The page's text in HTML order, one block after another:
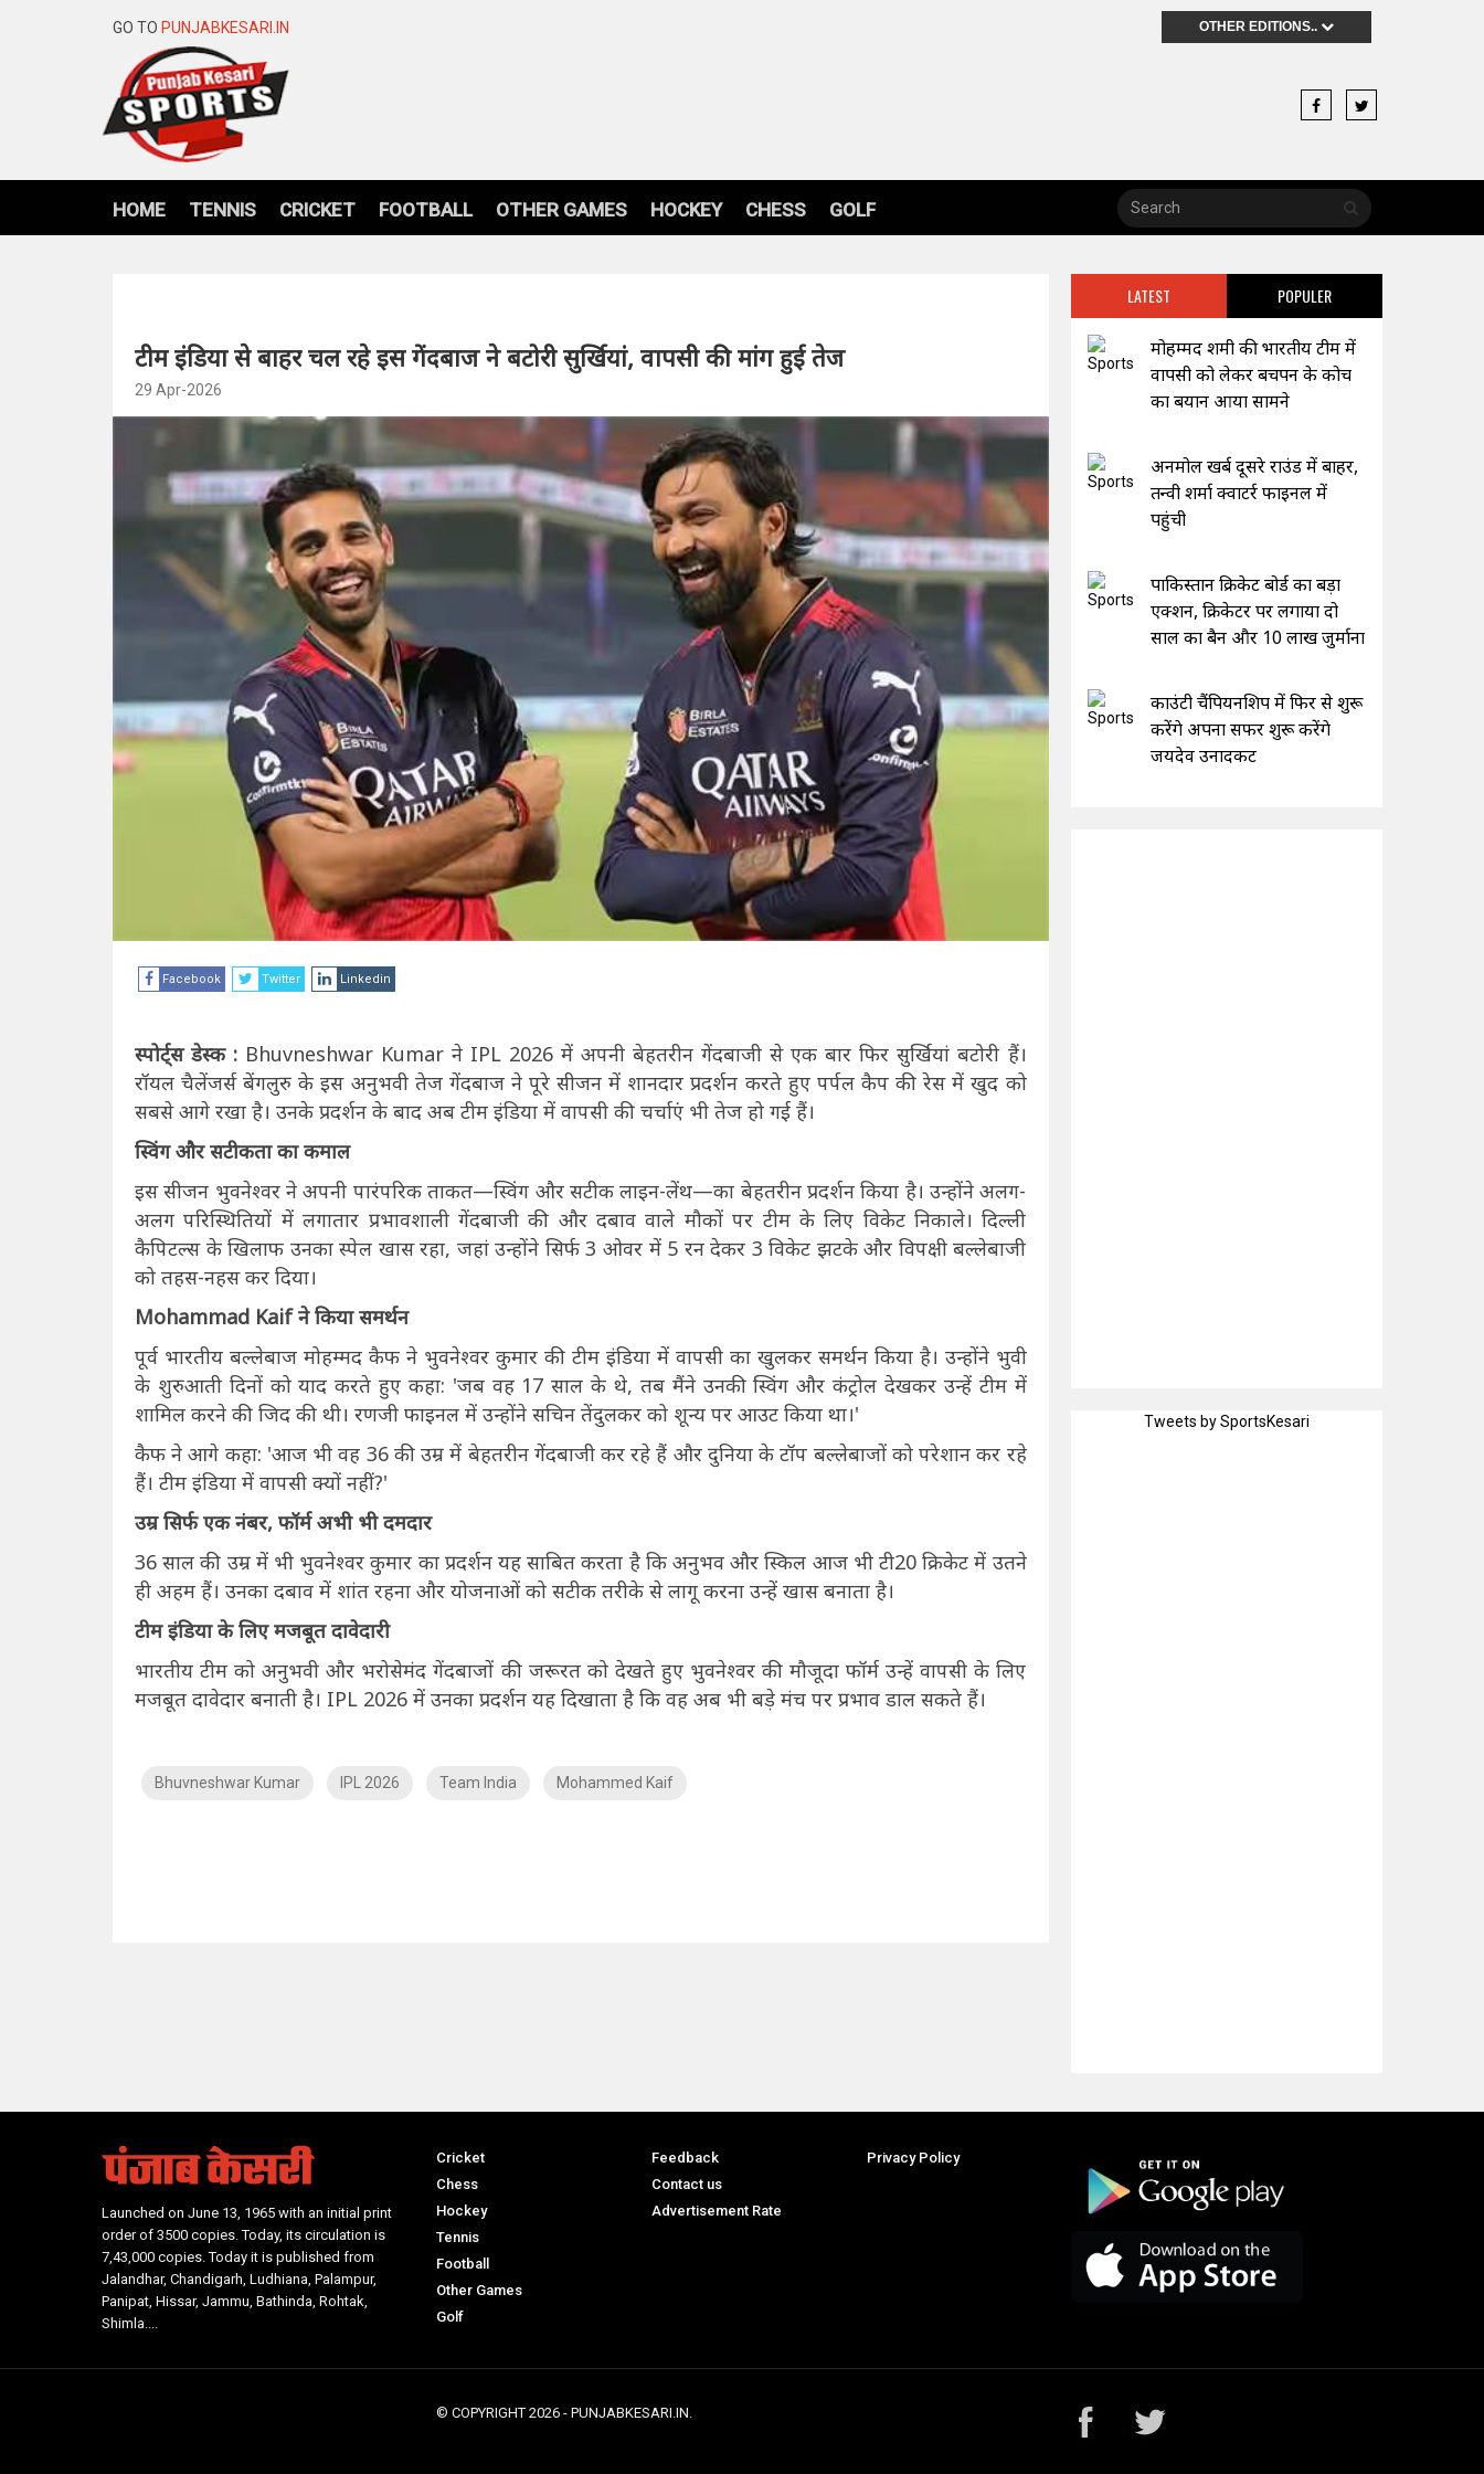
GO TO PUNJABKESARI.IN OTHER EDITIONS..
HOME TENNIS CRICKET FOOTBALL OTHER GAMES HOCKEY CHESS GOLF
टीम इंडिया से बाहर चल रहे इस गेंदबाज ने बटोरी सुर्खियां, वापसी की मांग हुई तेज
29 Apr-2026
Facebook Twitter Linkedin
स्पोर्ट्स डेस्क : Bhuvneshwar Kumar ने IPL 2026 में अपनी बेहतरीन गेंदबाजी से एक बार फिर सुर्खियां बटोरी हैं।
रॉयल चैलेंजर्स बेंगलुरु के इस अनुभवी तेज गेंदबाज ने पूरे सीजन में शानदार प्रदर्शन करते हुए पर्पल कैप की रेस में खुद को
सबसे आगे रखा है। उनके प्रदर्शन के बाद अब टीम इंडिया में वापसी की चर्चाएं भी तेज हो गई हैं।
स्विंग और सटीकता का कमाल
इस सीजन भुवनेश्वर ने अपनी पारंपरिक ताकत—स्विंग और सटीक लाइन-लेंथ—का बेहतरीन प्रदर्शन किया है। उन्होंने अलग-
अलग परिस्थितियों में लगातार प्रभावशाली गेंदबाजी की और दबाव वाले मौकों पर टीम के लिए विकेट निकाले। दिल्ली
कैपिटल्स के खिलाफ उनका स्पेल खास रहा, जहां उन्होंने सिर्फ 3 ओवर में 5 रन देकर 3 विकेट झटके और विपक्षी बल्लेबाजी
को तहस-नहस कर दिया।
Mohammad Kaif ने किया समर्थन
पूर्व भारतीय बल्लेबाज मोहम्मद कैफ ने भुवनेश्वर कुमार की टीम इंडिया में वापसी का खुलकर समर्थन किया है। उन्होंने भुवी
के शुरुआती दिनों को याद करते हुए कहा: 'जब वह 17 साल के थे, तब मैंने उनकी स्विंग और कंट्रोल देखकर उन्हें टीम में
शामिल करने की जिद की थी। रणजी फाइनल में उन्होंने सचिन तेंदुलकर को शून्य पर आउट किया था।'
कैफ ने आगे कहा: 'आज भी वह 36 की उम्र में बेहतरीन गेंदबाजी कर रहे हैं और दुनिया के टॉप बल्लेबाजों को परेशान कर रहे
हैं। टीम इंडिया में वापसी क्यों नहीं?'
उम्र सिर्फ एक नंबर, फॉर्म अभी भी दमदार
36 साल की उम्र में भी भुवनेश्वर कुमार का प्रदर्शन यह साबित करता है कि अनुभव और स्किल आज भी टी20 क्रिकेट में उतने
ही अहम हैं। उनका दबाव में शांत रहना और योजनाओं को सटीक तरीके से लागू करना उन्हें खास बनाता है।
टीम इंडिया के लिए मजबूत दावेदारी
भारतीय टीम को अनुभवी और भरोसेमंद गेंदबाजों की जरूरत को देखते हुए भुवनेश्वर की मौजूदा फॉर्म उन्हें वापसी के लिए
मजबूत दावेदार बनाती है। IPL 2026 में उनका प्रदर्शन यह दिखाता है कि वह अब भी बड़े मंच पर प्रभाव डाल सकते हैं।
Bhuvneshwar Kumar IPL 2026 Team India Mohammed Kaif
LATEST POPULER
मोहम्मद शमी की भारतीय टीम में
वापसी को लेकर बचपन के कोच
का बयान आया सामने
अनमोल खर्ब दूसरे राउंड में बाहर,
तन्वी शर्मा क्वाटर्र फाइनल में
पहुंची
पाकिस्तान क्रिकेट बोर्ड का बड़ा
एक्शन, क्रिकेटर पर लगाया दो
साल का बैन और 10 लाख जुर्माना
काउंटी चैंपियनशिप में फिर से शुरू
करेंगे अपना सफर शुरू करेंगे
जयदेव उनादकट
Tweets by SportsKesari
Launched on June 13, 1965 with an initial print
order of 3500 copies. Today, its circulation is
7,43,000 copies. Today it is published from
Jalandhar, Chandigarh, Ludhiana, Palampur,
Panipat, Hissar, Jammu, Bathinda, Rohtak,
Shimla....
Cricket
Chess
Hockey
Tennis
Football
Other Games
Golf
Feedback
Contact us
Advertisement Rate
Privacy Policy
© COPYRIGHT 2026- PUNJABKESARI.IN.